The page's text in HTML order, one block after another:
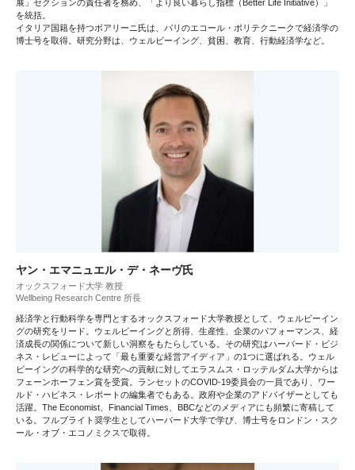
展」セクションの責任者を務め、「より良い暮らし指標（Better Life Initiative）」
を統括。
イタリア国籍を持つボアリーニ氏は、パリのエコール・ポリテクニークで経済学の
博士号を取得。研究分野は、ウェルビーイング、貧困、教育、行動経済学など。
ヤン・エマニュエル・デ・ネーヴ氏
オックスフォード大学 教授
Wellbeing Research Centre 所長
経済学と行動科学を専門とするオックスフォード大学教授として、ウェルビーイン
グの研究をリード。ウェルビーイングと所得、生産性、企業のパフォーマンス、経
済成長の関係について新しい洞察をもたらしている。その研究はハーバード・ビジ
ネス・レビューによって「最も重要な経営アイディア」の1つに選ばれる。ウェル
ビーイングの科学的な研究への貢献に対してエラスムス・ロッテルダム大学からは
フェーンホーフェン賞を受賞。ランセットのCOVID-19委員会の一員であり、ワー
ルド・ハピネス・レポートの編集者でもある。政府や企業のアドバイザーとしても
活躍。The Economist、Financial Times、BBCなどのメディアにも頻繁に寄稿して
いる。フルブライト奨学生としてハーバード大学で学び、博士号をロンドン・スク
ール・オブ・エコノミクスで取得。